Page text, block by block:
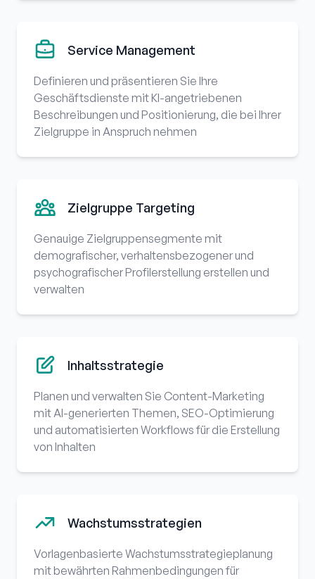
Service Management
Definieren und präsentieren Sie Ihre
Geschäftsdienste mit KI-angetriebenen
Beschreibungen und Positionierung, die bei Ihrer
Zielgruppe in Anspruch nehmen
Zielgruppe Targeting
Genauige Zielgruppensegmente mit
demografischer, verhaltensbezogener und
psychografischer Profilerstellung erstellen und
verwalten
Inhaltsstrategie
Planen und verwalten Sie Content-Marketing
mit AI-generierten Themen, SEO-Optimierung
und automatisierten Workflows für die Erstellung
von Inhalten
Wachstumsstrategien
Vorlagenbasierte Wachstumsstrategieplanung
mit bewährten Rahmenbedingungen für